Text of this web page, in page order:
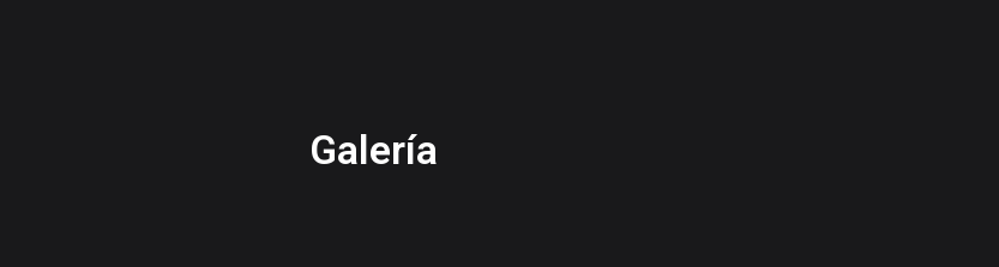
Galería